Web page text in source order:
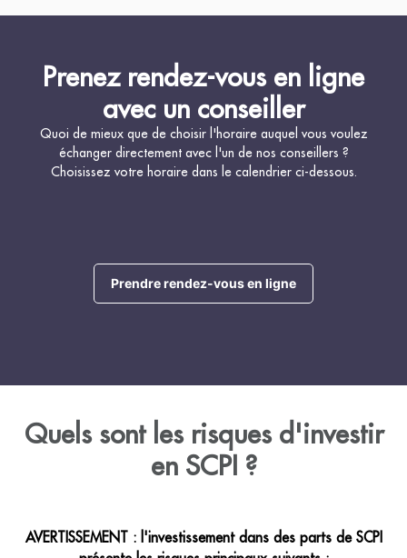
Prenez rendez-vous en ligne
avec un conseiller
Quoi de mieux que de choisir l'horaire auquel vous voulez
échanger directement avec l'un de nos conseillers ?
Choisissez votre horaire dans le calendrier ci-dessous.
Prendre rendez-vous en ligne
Quels sont les risques d'investir
en SCPI ?
AVERTISSEMENT : l'investissement dans des parts de SCPI